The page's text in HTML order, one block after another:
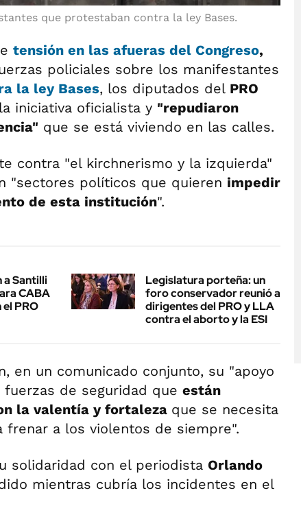
que protestaban contra la ley Bases.
tensión en las afueras del Congreso,
policiales sobre los manifestantes
la ley Bases, los diputados del PRO
iniciativa oficialista y "repudiaron
que se está viviendo en las calles.
contra "el kirchnerismo y la izquierda"
"sectores políticos que quieren impedir
de esta institución".
a Santilli
CABA
el PRO
Legislatura porteña: un
foro conservador reunió a
dirigentes del PRO y LLA
contra el aborto y la ESI
en un comunicado conjunto, su "apoyo
de seguridad que están
la valentía y fortaleza que se necesita
frenar a los violentos de siempre".
solidaridad con el periodista Orlando
mientras cubría los incidentes en el